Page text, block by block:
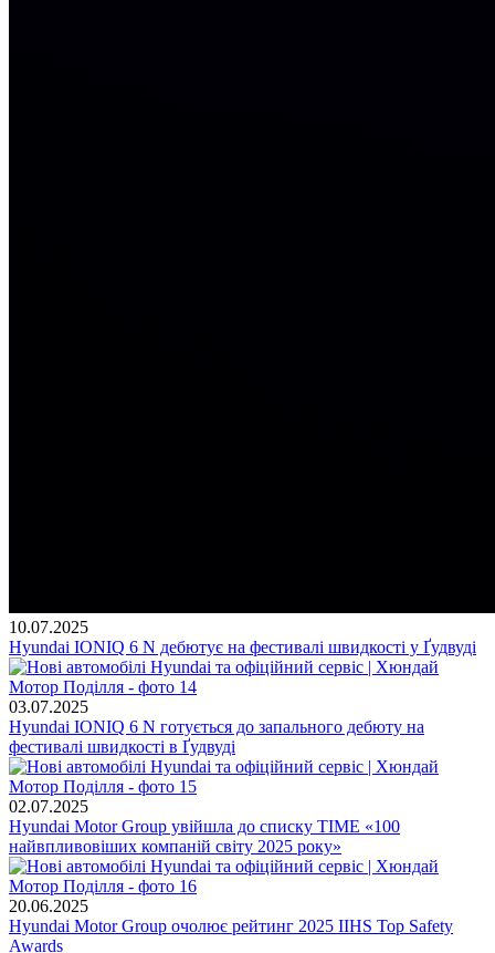
10.07.2025
Hyundai IONIQ 6 N дебютує на фестивалі швидкості у Ґудвуді
03.07.2025
Hyundai IONIQ 6 N готується до запального дебюту на
фестивалі швидкості в Ґудвуді
02.07.2025
Hyundai Motor Group увійшла до списку TIME «100
найвпливовіших компаній світу 2025 року»
20.06.2025
Hyundai Motor Group очолює рейтинг 2025 IIHS Top Safety
Awards